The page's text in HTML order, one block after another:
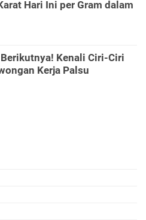
Hari Ini per Gram dalam
Kenali Ciri-Ciri
Kerja Palsu